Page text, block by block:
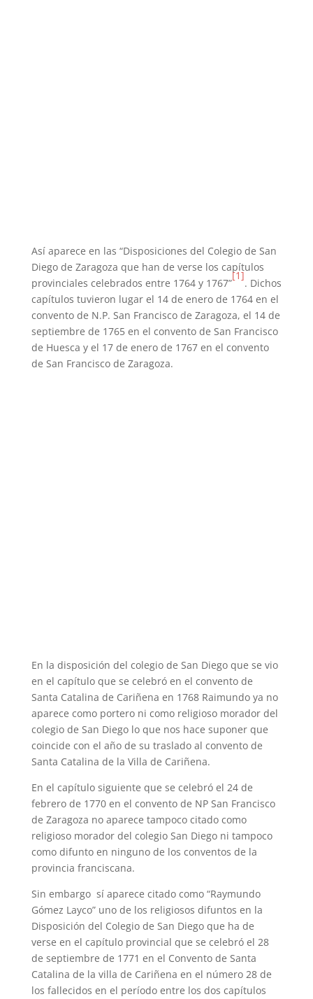
Así aparece en las “Disposiciones del Colegio de San
Diego de Zaragoza que han de verse los capítulos
provinciales celebrados entre 1764 y 1767”
[1]
. Dichos
capítulos tuvieron lugar el 14 de enero de 1764 en el
convento de N.P. San Francisco de Zaragoza, el 14 de
septiembre de 1765 en el convento de San Francisco
de Huesca y el 17 de enero de 1767 en el convento
de San Francisco de Zaragoza.
En la disposición del colegio de San Diego que se vio
en el capítulo que se celebró en el convento de
Santa Catalina de Cariñena en 1768 Raimundo ya no
aparece como portero ni como religioso morador del
colegio de San Diego lo que nos hace suponer que
coincide con el año de su traslado al convento de
Santa Catalina de la Villa de Cariñena.
En el capítulo siguiente que se celebró el 24 de
febrero de 1770 en el convento de NP San Francisco
de Zaragoza no aparece tampoco citado como
religioso morador del colegio San Diego ni tampoco
como difunto en ninguno de los conventos de la
provincia franciscana.
Sin embargo sí aparece citado como “Raymundo
Gómez Layco” uno de los religiosos difuntos en la
Disposición del Colegio de San Diego que ha de
verse en el capítulo provincial que se celebró el 28
de septiembre de 1771 en el Convento de Santa
Catalina de la villa de Cariñena en el número 28 de
los fallecidos en el período entre los dos capítulos